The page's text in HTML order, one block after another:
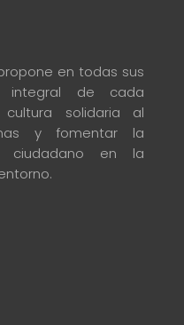
en todas sus
integral de cada
cultura solidaria al
y fomentar la
ciudadano en la
.